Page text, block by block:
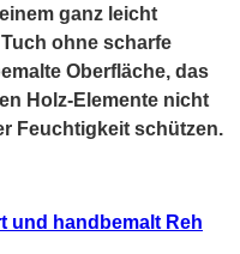
ganz leicht
ohne scharfe
Oberfläche, das
Holz-Elemente nicht
Feuchtigkeit schützen.